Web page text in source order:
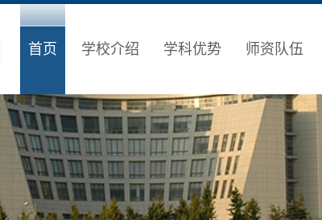
首页 学校介绍 学科优势 师资队伍